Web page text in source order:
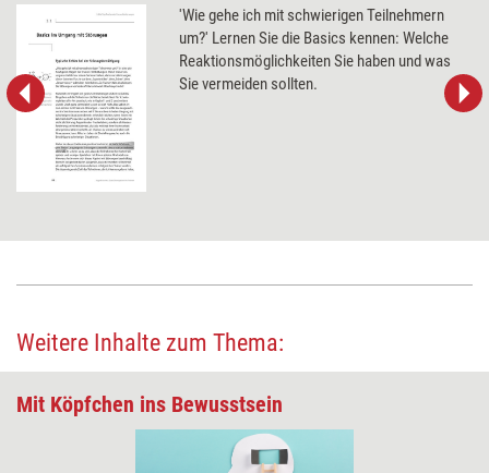
'Wie gehe ich mit schwierigen Teilnehmern
um?' Lernen Sie die Basics kennen: Welche
Reaktionsmöglichkeiten Sie haben und was
Sie vermeiden sollten.
Weitere Inhalte zum Thema:
Mit Köpfchen ins Bewusstsein